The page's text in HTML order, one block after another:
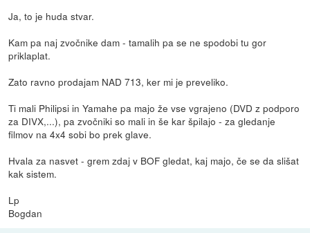
Ja, to je huda stvar.
Kam pa naj zvočnike dam - tamalih pa se ne spodobi tu gor
priklaplat.
Zato ravno prodajam NAD 713, ker mi je preveliko.
Ti mali Philipsi in Yamahe pa majo že vse vgrajeno (DVD z podporo
za DIVX,...), pa zvočniki so mali in še kar špilajo - za gledanje
filmov na 4x4 sobi bo prek glave.
Hvala za nasvet - grem zdaj v BOF gledat, kaj majo, če se da slišat
kak sistem.
Lp
Bogdan